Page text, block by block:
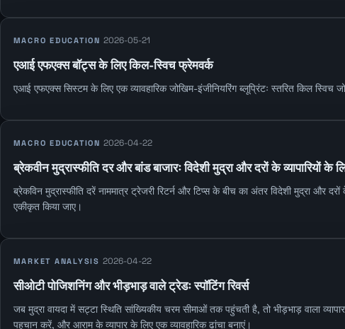
MACRO EDUCATION 2026-05-21
एआई एफएक्स बॉट्स के लिए किल-स्विच फ्रेमवर्क
एआई एफएक्स सिस्टम के लिए एक व्यावहारिक जोखिम-इंजीनियरिंग ब्लूप्रिंटः स्तरित किल स्विच
MACRO EDUCATION 2026-04-22
ब्रेकवीन मुद्रास्फीति दर और बांड बाजारः विदेशी मुद्रा और दरों के व्यापारियों के
ब्रेकविन मुद्रास्फीति दरें नाममात्र ट्रेजरी रिटर्न और टिप्स के बीच का अंतर विदेशी मुद्रा
एकीकृत किया जाए।
MARKET ANALYSIS 2026-04-22
सीओटी पोजिशनिंग और भीड़भाड़ वाले ट्रेडः स्पॉटिंग रिवर्स
जब मुद्रा वायदा में सट्टा स्थिति सांख्यिकीय चरम सीमाओं तक पहुंचती है, तो भीड़भाड़ वाला
पहचान करें, और आराम के व्यापार के लिए एक व्यावहारिक ढांचा बनाएं।